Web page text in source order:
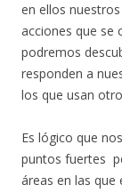
en ellos
acciones que se
podremos
responden a
los que usan
Es lógico que
puntos fuertes
áreas en las